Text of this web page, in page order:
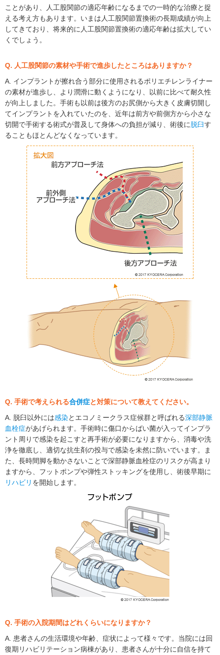
ことがあり、人工股関節の適応年齢になるまでの一時的な治療と捉
える考え方もあります。いまは人工股関節置換術の長期成績が向上
してきており、将来的に人工股関節置換術の適応年齢は拡大してい
くでしょう。
Q. 人工股関節の素材や手術で進歩したところはありますか？
A. インプラントが擦れ合う部分に使用されるポリエチレンライナー
の素材が進歩し、より潤滑に動くようになり、以前に比べて耐久性
が向上しました。手術も以前は後方のお尻側から大きく皮膚切開し
てインプラントを入れていたのを、近年は前方や前側方から小さな
切開で手術する術式が普及して身体への負担が減り、術後に脱臼す
ることもほとんどなくなっています。
Q. 手術で考えられる合併症と対策について教えてください。
A. 脱臼以外には感染とエコノミークラス症候群と呼ばれる深部静脈
血栓症があげられます。手術時に傷口からばい菌が入ってインプラ
ント周りで感染を起こすと再手術が必要になりますから、消毒や洗
浄を徹底し、適切な抗生剤の投与で感染を未然に防いでいます。ま
た、長時間脚を動かさないことで深部静脈血栓症のリスクが高まり
ますから、フットポンプや弾性ストッキングを使用し、術後早期に
リハビリ を開始します。
Q. 手術の入院期間はどれくらいになりますか？
A. 患者さんの生活環境や年齢、症状によって様々です。当院には回
復期リハビリテーション病棟があり、患者さんが十分に自信を持て